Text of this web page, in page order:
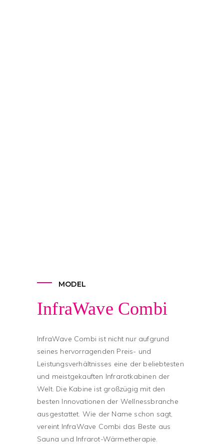
MODEL
InfraWave Combi
InfraWave Combi ist nicht nur aufgrund
seines hervorragenden Preis- und
Leistungsverhältnisses eine der beliebtesten
und meistgekauften Infrarotkabinen der
Welt. Die Kabine ist großzügig mit den
besten Innovationen der Wellnessbranche
ausgestattet. Wie der Name schon sagt,
vereint InfraWave Combi das Beste aus
Sauna und Infrarot-Wärmetherapie.